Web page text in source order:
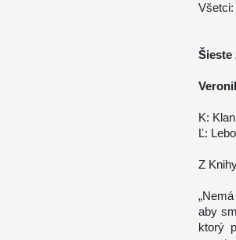
Šieste
K:
Ľ:
Z
aby
ktorý